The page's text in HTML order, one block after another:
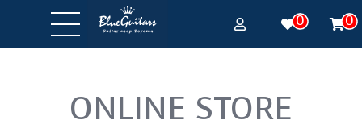
0 0
ONLINE STORE